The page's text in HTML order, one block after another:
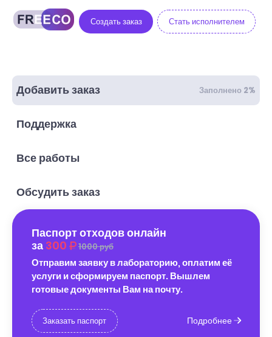
Создать заказ Стать исполнителем
Добавить заказ Заполнено 2%
Поддержка
Все работы
Обсудить заказ
Паспорт отходов онлайн
за 300 1000 руб
Отправим заявку в лабораторию, оплатим её
услуги и сформируем паспорт. Вышлем
готовые документы Вам на почту.
Заказать паспорт Подробнее